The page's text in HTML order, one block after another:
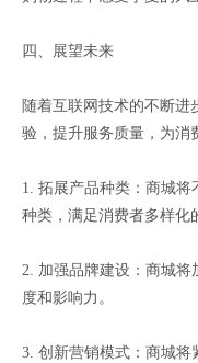
四、展望未来
随着互联网技术的不断
验，提升服务质量，为消
1. 拓展产品种类：商城将
种类，满足消费者多样化
2. 加强品牌建设：商城将
度和影响力。
3. 创新营销模式：商城